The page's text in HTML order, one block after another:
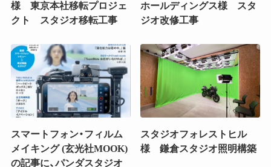
様 東京本社移転プロジェ
クト スタジオ移転工事
ホールディングス様 スタ
ジオ改修工事
スマートフォン・フィルム
メイキング (玄光社MOOK)
の記事に、パンダスタジオ
スタジオフォレストヒル
様 鎌倉スタジオ照明構築